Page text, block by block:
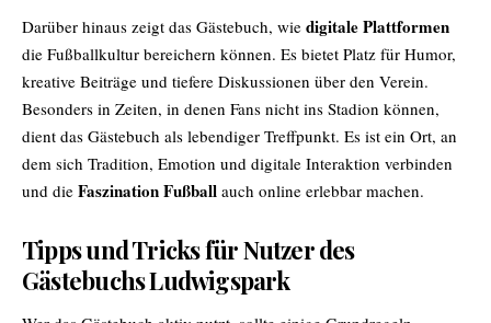
Darüber hinaus zeigt das Gästebuch, wie digitale Plattformen
die Fußballkultur bereichern können. Es bietet Platz für Humor,
kreative Beiträge und tiefere Diskussionen über den Verein.
Besonders in Zeiten, in denen Fans nicht ins Stadion können,
dient das Gästebuch als lebendiger Treffpunkt. Es ist ein Ort, an
dem sich Tradition, Emotion und digitale Interaktion verbinden
und die Faszination Fußball auch online erlebbar machen.
Tipps und Tricks für Nutzer des
Gästebuchs Ludwigspark